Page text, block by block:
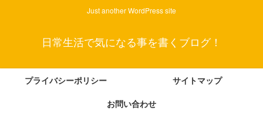
Just another WordPress site
日常生活で気になる事を書くブログ！
プライバシーポリシー
サイトマップ
お問い合わせ